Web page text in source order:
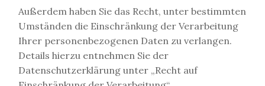
Außerdem haben Sie das Recht, unter bestimmten
Umständen die Einschränkung der Verarbeitung
Ihrer personenbezogenen Daten zu verlangen.
Details hierzu entnehmen Sie der
Datenschutzerklärung unter „Recht auf